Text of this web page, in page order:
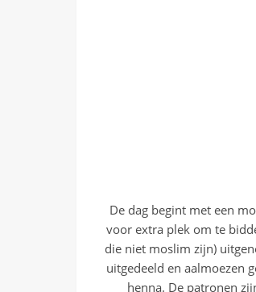
De dag begint met een
voor extra plek om te
die niet moslim zijn)
uitgedeeld en aalmoezen
henna. De patronen